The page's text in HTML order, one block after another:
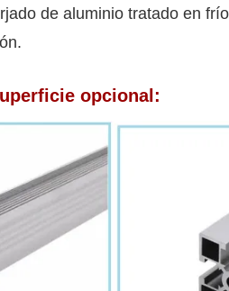
de aluminio tratado en
opcional: